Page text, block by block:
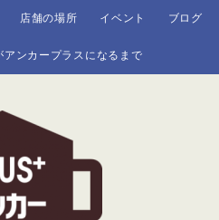
店舗の場所 イベント ブログ
アンカープラスになるまで